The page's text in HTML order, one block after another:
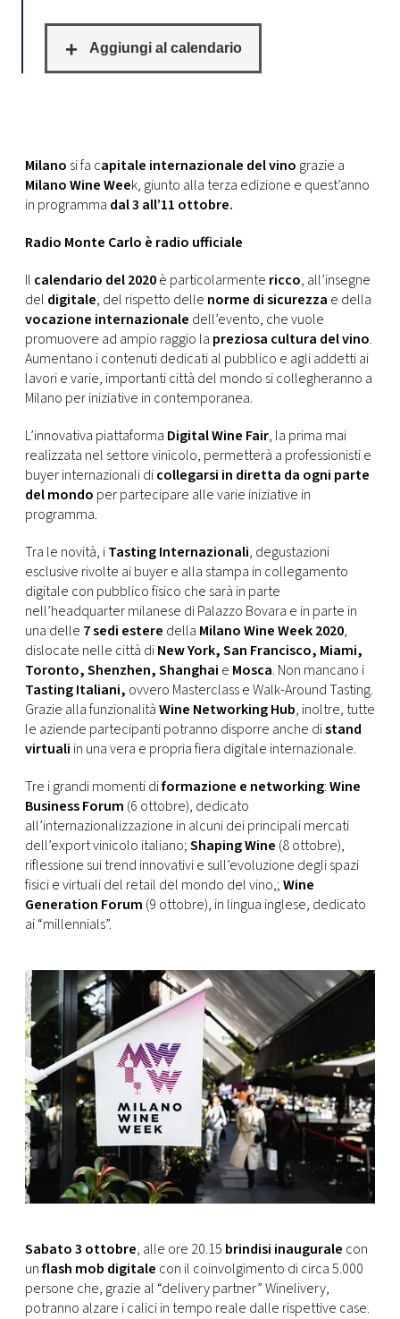
Milano si fa capitale internazionale del vino grazie a
Milano Wine Week, giunto alla terza edizione e quest’anno
in programma dal 3 all’11 ottobre.
Radio Monte Carlo è radio ufficiale
Il calendario del 2020è particolarmente ricco, all’insegne
del digitale, del rispetto delle norme di sicurezza e della
vocazione internazionale dell’evento, che vuole
promuovere ad ampio raggio la preziosa cultura del vino.
Aumentano i contenuti dedicati al pubblico e agli addetti ai
lavori e varie, importanti città del mondo si collegheranno a
Milano per iniziative in contemporanea.
L’innovativa piattaforma Digital Wine Fair, la prima mai
realizzata nel settore vinicolo, permetterà a professionisti e
buyer internazionali dicollegarsi in diretta da ogni parte
del mondo per partecipare alle varie iniziative in
programma.
Tra le novità, iTasting Internazionali, degustazioni
esclusive rivolte ai buyer e alla stampa in collegamento
digitale con pubblico fisico che sarà in parte
nell’headquarter milanese di Palazzo Bovara e in parte in
una delle 7 sedi estere della Milano Wine Week 2020,
dislocate nelle città diNew York, San Francisco, Miami,
Toronto, Shenzhen, Shanghai e Mosca. Non mancano i
Tasting Italiani, ovvero Masterclass e Walk-Around Tasting.
Grazie alla funzionalitàWine Networking Hub, inoltre, tutte
le aziende partecipanti potranno disporre anche distand
virtuali in una vera e propria fiera digitale internazionale.
Tre i grandi momenti diformazione e networking:Wine
Business Forum (6 ottobre), dedicato
all’internazionalizzazione in alcuni dei principali mercati
dell’export vinicolo italiano;Shaping Wine (8 ottobre),
riflessione sui trend innovativi e sull’evoluzione degli spazi
fisici e virtuali del retail del mondo del vino,;Wine
Generation Forum (9 ottobre), in lingua inglese, dedicato
ai “millennials”.
Sabato 3 ottobre, alle ore 20.15 brindisi inaugurale con
unflash mob digitale con il coinvolgimento di circa 5.000
persone che, grazie al “delivery partner” Winelivery,
potranno alzare i calici in tempo reale dalle rispettive case.